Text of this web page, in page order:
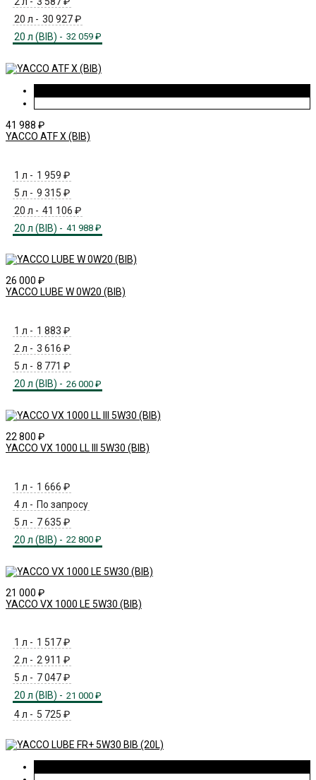
20 л - 30 927 ₽
20 л (BIB) - 32 059 ₽
41 988 ₽
YACCO ATF X (BIB)
1 л - 1 959 ₽
5 л - 9 315 ₽
20 л - 41 106 ₽
20 л (BIB) - 41 988 ₽
26 000 ₽
YACCO LUBE W 0W20 (BIB)
1 л - 1 883 ₽
2 л - 3 616 ₽
5 л - 8 771 ₽
20 л (BIB) - 26 000 ₽
22 800 ₽
YACCO VX 1000 LL III 5W30 (BIB)
1 л - 1 666 ₽
4 л - По запросу
5 л - 7 635 ₽
20 л (BIB) - 22 800 ₽
21 000 ₽
YACCO VX 1000 LE 5W30 (BIB)
1 л - 1 517 ₽
2 л - 2 911 ₽
5 л - 7 047 ₽
20 л (BIB) - 21 000 ₽
4 л - 5 725 ₽